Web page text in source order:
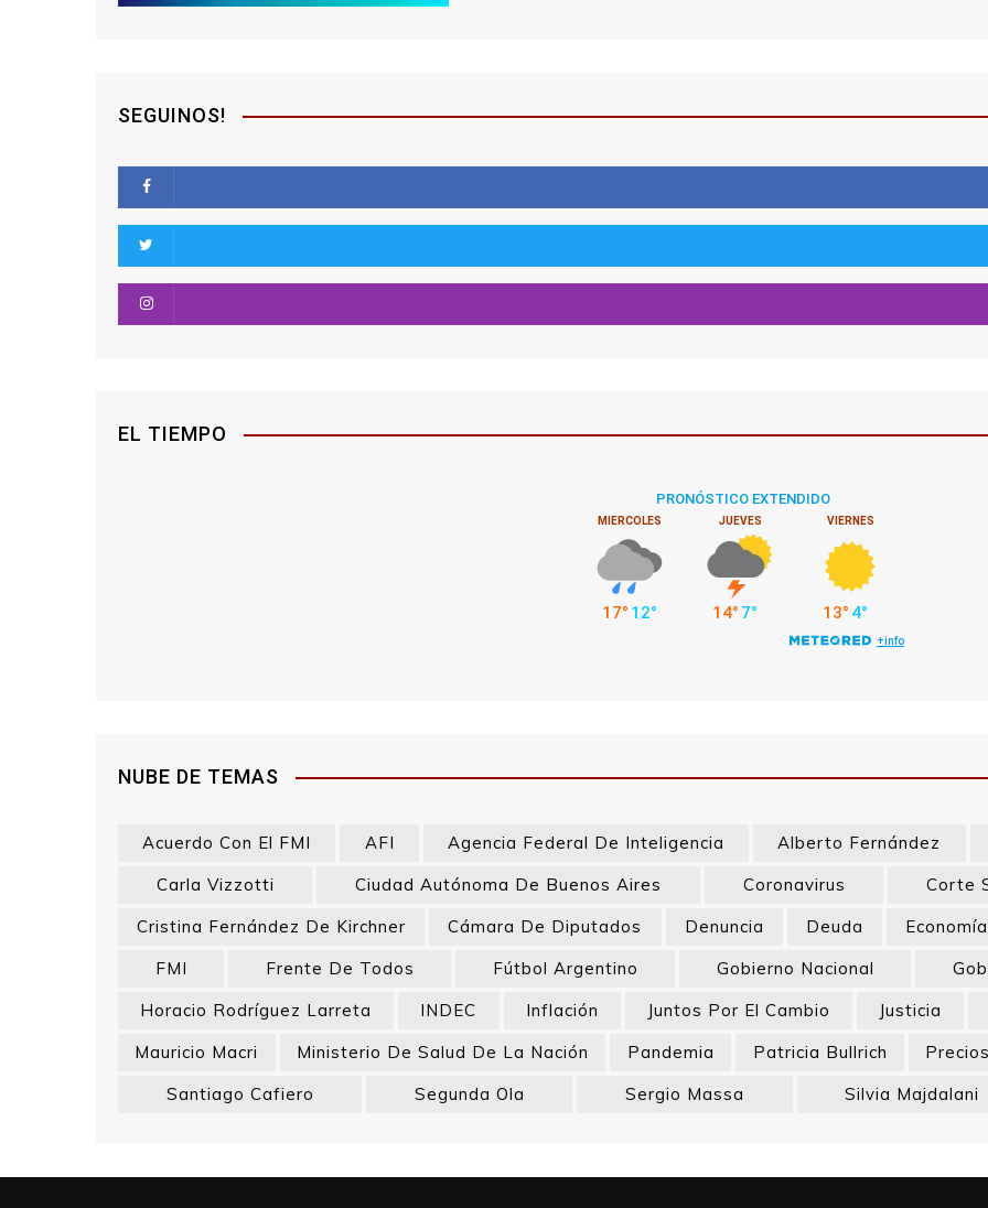
SEGUINOS!
EL TIEMPO
NUBE DE TEMAS
Acuerdo Con El FMI AFI Agencia Federal De Inteligencia
Alberto Fernández
Carla Vizzotti
Ciudad Autónoma De Buenos Aires Coronavirus
Corte
Cristina Fernández De Kirchner
Cámara De Diputados Denuncia Deuda
Economía
FMI
Frente De Todos Fútbol Argentino Gobierno Nacional
Horacio Rodríguez Larreta
INDEC Inflación Juntos Por El Cambio
Justicia
Mauricio Macri
Ministerio De Salud De La Nación Pandemia Patricia Bullrich
Santiago Cafiero
Segunda Ola Sergio Massa Silvia Majdalani